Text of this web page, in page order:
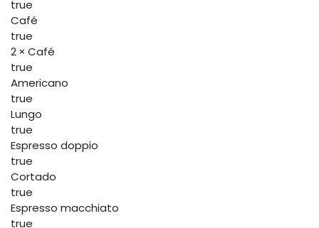
true
Café
true
2 × Café
true
Americano
true
Lungo
true
Espresso doppio
true
Cortado
true
Espresso macchiato
true